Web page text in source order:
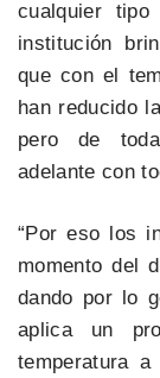
cualquier
institución
que con el
han reducido
pero de
adelante con
“Por eso los
momento del
dando por lo
aplica un
temperatura a